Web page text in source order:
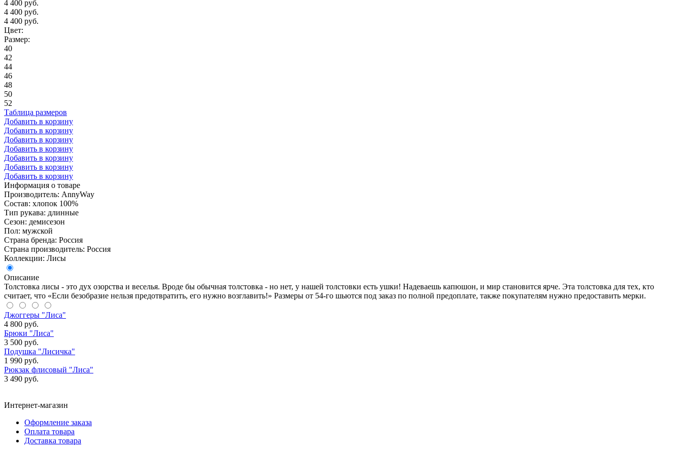
4 400 руб.
4 400 руб.
4 400 руб.
Цвет:
Размер:
40
42
44
46
48
50
52
Таблица размеров
Добавить в корзину
Добавить в корзину
Добавить в корзину
Добавить в корзину
Добавить в корзину
Добавить в корзину
Добавить в корзину
Информация о товаре
Производитель: AnnyWay
Состав: хлопок 100%
Тип рукава: длинные
Сезон: демисезон
Пол: мужской
Страна бренда: Россия
Страна производитель: Россия
Коллекции: Лисы
Описание
Толстовка лисы - это дух озорства и веселья. Вроде бы обычная толстовка - но нет, у нашей толстовки есть ушки! Надеваешь капюшон, и мир становится ярче. Эта толстовка для тех, кто
считает, что «Если безобразие нельзя предотвратить, его нужно возглавить!» Размеры от 54-го шьются под заказ по полной предоплате, также покупателям нужно предоставить мерки.
Джоггеры "Лиса"
4 800 руб.
Брюки "Лиса"
3 500 руб.
Подушка "Лисичка"
1 990 руб.
Рюкзак флисовый "Лиса"
3 490 руб.
Интернет-магазин
Оформление заказа
Оплата товара
Доставка товара